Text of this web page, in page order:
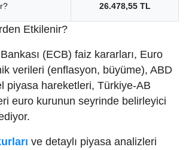
26.478,55 TL
Etkilenir?
(ECB) faiz kararları, Euro
verileri (enflasyon, büyüme), ABD
piyasa hareketleri, Türkiye-AB
euro kurunun seyrinde belirleyici
ve detaylı piyasa analizleri